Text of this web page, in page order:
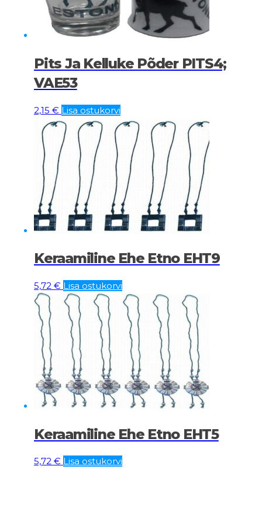
Pits Ja Kelluke Põder PITS4;
VAE53
2,15 € Lisa ostukorvi
Keraamiline Ehe Etno EHT9
5,72 € Lisa ostukorvi
Keraamiline Ehe Etno EHT5
5,72 € Lisa ostukorvi